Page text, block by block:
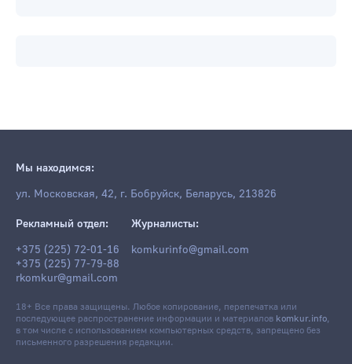
Мы находимся:
ул. Московская, 42, г. Бобруйск, Беларусь, 213826
Рекламный отдел:
+375 (225) 72-01-16
+375 (225) 77-79-88
rkomkur@gmail.com
Журналисты:
komkurinfo@gmail.com
18+ Все права защищены. Любое копирование, перепечатка или
последующее распространение информации и материалов komkur.info,
в том числе с использованием компьютерных средств, запрещено без
письменного разрешения редакции.